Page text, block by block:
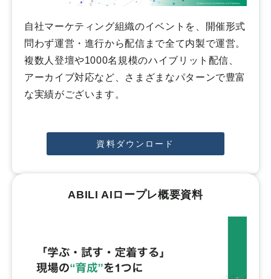
自社マーケティング組織のイベントを、開催形式
問わず運営・進行から配信まで全て内製で運営。
複数人登壇や1000名規模のハイブリット配信、
アーカイブ対応など、さまざまなパターンで豊富
な実績がございます。
資料ダウンロード
ABILI AIロープレ概要資料